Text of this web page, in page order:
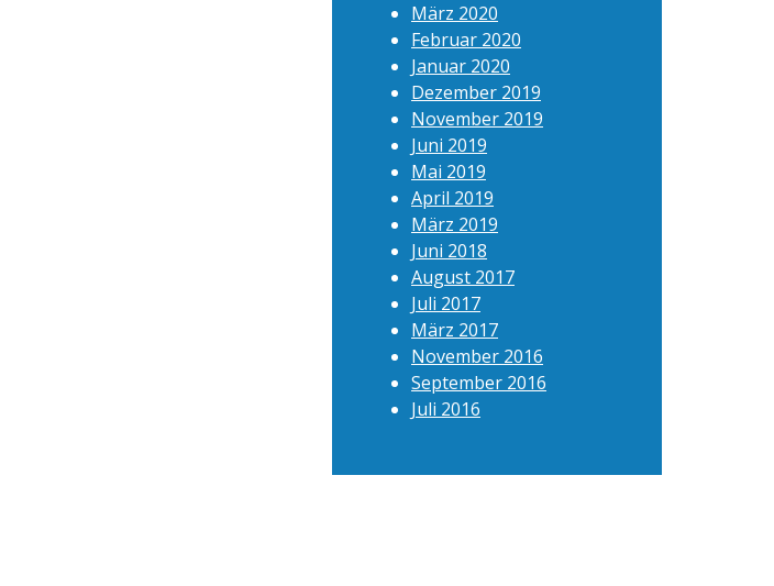
März 2020
Februar 2020
Januar 2020
Dezember 2019
November 2019
Juni 2019
Mai 2019
April 2019
März 2019
Juni 2018
August 2017
Juli 2017
März 2017
November 2016
September 2016
Juli 2016